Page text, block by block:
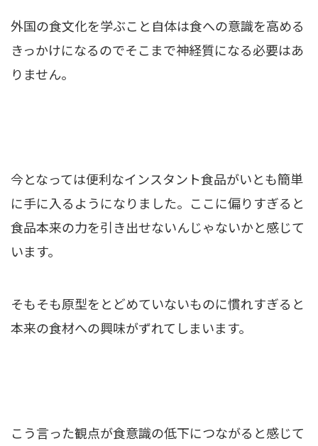
外国の食文化を学ぶこと自体は食への意識を高める
きっかけになるのでそこまで神経質になる必要はあ
りません。
今となっては便利なインスタント食品がいとも簡単
に手に入るようになりました。ここに偏りすぎると
食品本来の力を引き出せないんじゃないかと感じて
います。
そもそも原型をとどめていないものに慣れすぎると
本来の食材への興味がずれてしまいます。
こう言った観点が食意識の低下につながると感じて